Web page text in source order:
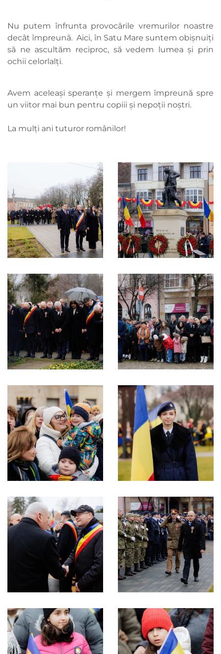
Nu putem înfrunta provocările vremurilor noastre
decât împreună. Aici, în Satu Mare suntem obișnuiți
să ne ascultăm reciproc, să vedem lumea și prin
ochii celorlalți.
Avem aceleași speranțe și mergem împreună spre
un viitor mai bun pentru copiii și nepoții noștri.
La mulți ani tuturor românilor!